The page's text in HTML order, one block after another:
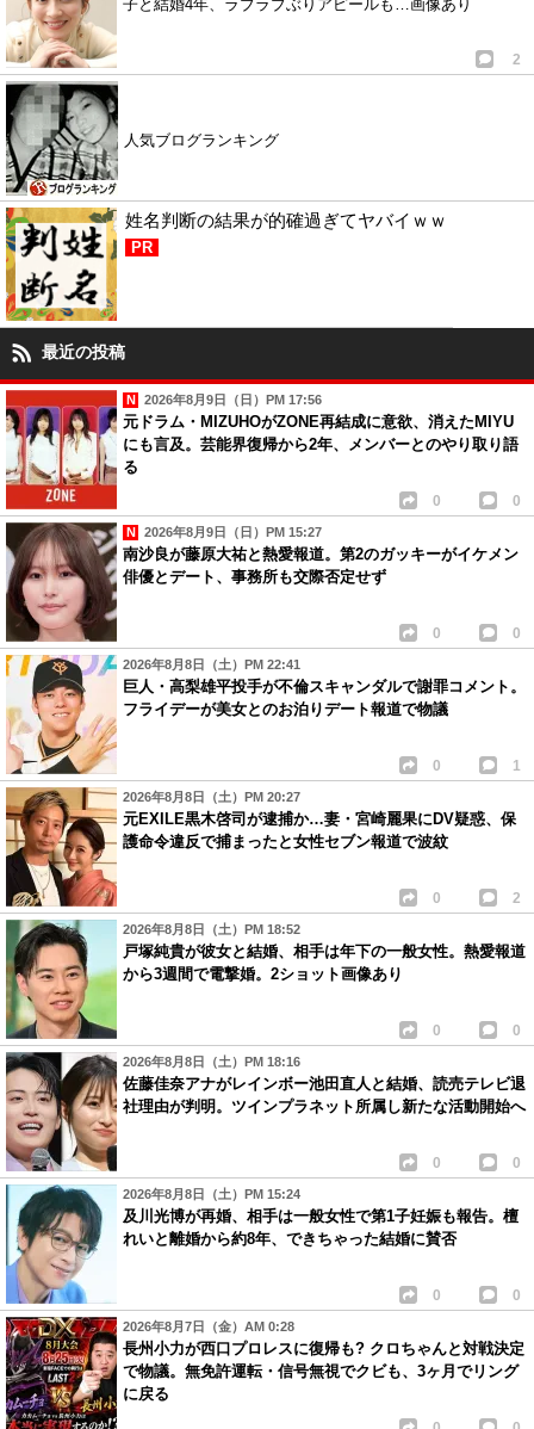
子と結婚4年、ラブラブぶりアピールも…画像あり
2
人気ブログランキング
姓名判断の結果が的確過ぎてヤバイｗｗ
PR
最近の投稿
2026年8月9日（日）PM 17:56
元ドラム・MIZUHOがZONE再結成に意欲、消えたMIYU
にも言及。芸能界復帰から2年、メンバーとのやり取り語
る
0 0
2026年8月9日（日）PM 15:27
南沙良が藤原大祐と熱愛報道。第2のガッキーがイケメン
俳優とデート、事務所も交際否定せず
0 0
2026年8月8日（土）PM 22:41
巨人・高梨雄平投手が不倫スキャンダルで謝罪コメント。
フライデーが美女とのお泊りデート報道で物議
0 1
2026年8月8日（土）PM 20:27
元EXILE黒木啓司が逮捕か…妻・宮崎麗果にDV疑惑、保
護命令違反で捕まったと女性セブン報道で波紋
0 2
2026年8月8日（土）PM 18:52
戸塚純貴が彼女と結婚、相手は年下の一般女性。熱愛報道
から3週間で電撃婚。2ショット画像あり
0 0
2026年8月8日（土）PM 18:16
佐藤佳奈アナがレインボー池田直人と結婚、読売テレビ退
社理由が判明。ツインプラネット所属し新たな活動開始へ
0 0
2026年8月8日（土）PM 15:24
及川光博が再婚、相手は一般女性で第1子妊娠も報告。檀
れいと離婚から約8年、できちゃった結婚に賛否
0 0
2026年8月7日（金）AM 0:28
長州小力が西口プロレスに復帰も? クロちゃんと対戦決定
で物議。無免許運転・信号無視でクビも、3ヶ月でリング
に戻る